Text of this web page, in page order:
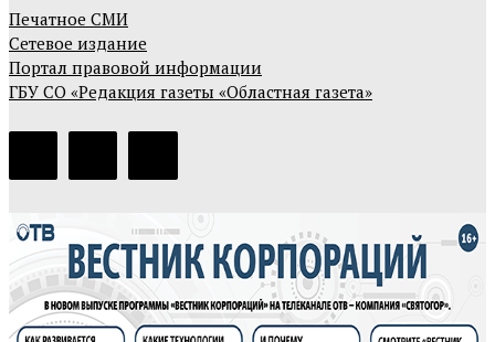
Печатное СМИ
Сетевое издание
Портал правовой информации
ГБУ СО «Редакция газеты «Областная газета»